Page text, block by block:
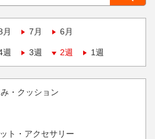
月 7月 6月
週 3週 2週 1週
・クッション
ト・アクセサリー